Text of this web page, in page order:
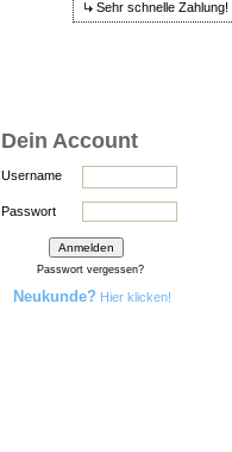
Sehr schnelle
Dein Account
Username
Passwort
Passwort vergessen?
Neukunde? Hier klicken!